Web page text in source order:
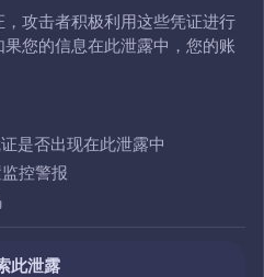
攻击者积极利用这些凭证进行
您的信息在此泄露中，您的账
是否出现在此泄露中
控警报
此泄露